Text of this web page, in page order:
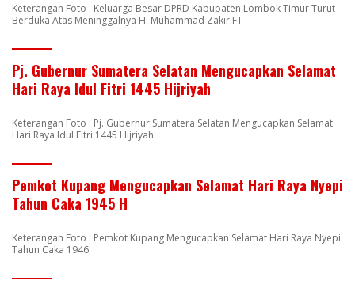
Keterangan Foto : Keluarga Besar DPRD Kabupaten Lombok Timur Turut
Berduka Atas Meninggalnya H. Muhammad Zakir FT
Pj. Gubernur Sumatera Selatan Mengucapkan Selamat
Hari Raya Idul Fitri 1445 Hijriyah
Keterangan Foto : Pj. Gubernur Sumatera Selatan Mengucapkan Selamat
Hari Raya Idul Fitri 1445 Hijriyah
Pemkot Kupang Mengucapkan Selamat Hari Raya Nyepi
Tahun Caka 1945 H
Keterangan Foto : Pemkot Kupang Mengucapkan Selamat Hari Raya Nyepi
Tahun Caka 1946